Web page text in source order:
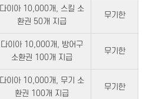
다이아 10,000개, 스킬 소
환권 50개 지급
무기한
다이아 10,000개, 방어구
소환권 100개 지급
무기한
다이아 10,000개, 무기 소
환권 100개 지급
무기한